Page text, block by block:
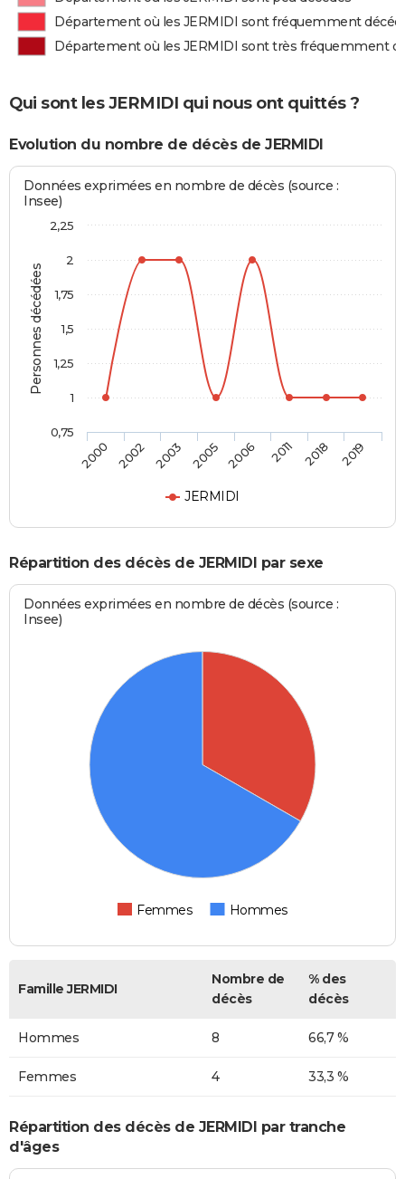
Département où les JERMIDI sont fréquemment
Département où les JERMIDI sont très fréquemment
Qui sont les JERMIDI qui nous ont quittés ?
Evolution du nombre de décès de JERMIDI
Personnes décédées
Données exprimées en nombre de décès (source :
Insee)
JERMIDI
2000 2002 2003 2005 2006 2011 2018 2019
0,75
1
1,25
1,5
1,75
2
2,25
Répartition des décès de JERMIDI par sexe
Données exprimées en nombre de décès (source :
Insee)
Femmes Hommes
Famille JERMIDI
Nombre de
décès
% des
décès
Hommes 8 66,7 %
Femmes 4 33,3 %
Répartition des décès de JERMIDI par tranche
d'âges